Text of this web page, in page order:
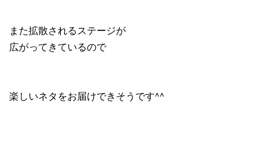
また拡散されるステージが
広がってきているので
楽しいネタをお届けできそうです^^